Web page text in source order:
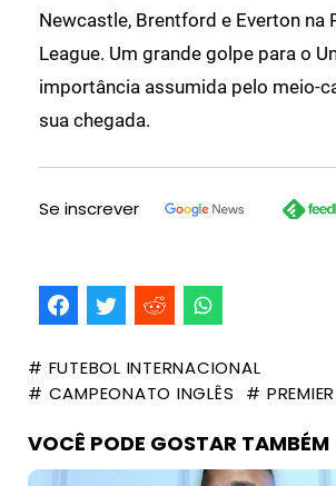
Newcastle, Brentford e Everton na
League. Um grande golpe para o
importância assumida pelo meio-
sua chegada.
Se inscrever
# FUTEBOL INTERNACIONAL
# CAMPEONATO INGLÊS
#
VOCÊ PODE GOSTAR TAMBÉM